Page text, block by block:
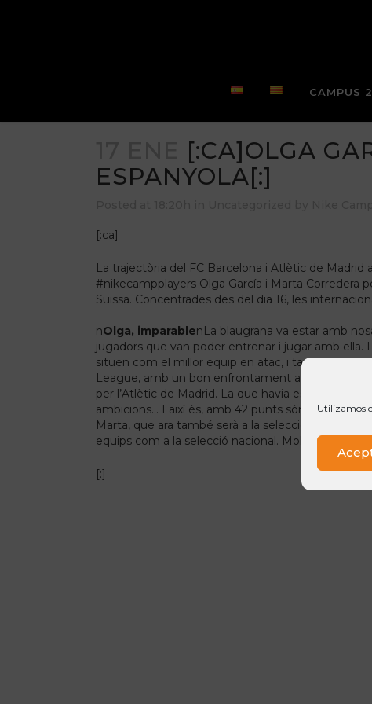
Utilizamos
CAMPUS
[:CA]OLGA
ESPANYOLA[:]
[:ca]
La trajectòria del FC Barcelona i Atlètic de Madrid
#nikecampplayers Olga García i Marta Corredera
Suïssa. Concentrades des del dia 16, les
nOlga, imparablenLa blaugrana va estar amb
jugadors que van poder entrenar i jugar amb
situen com el millor equip en atac, i també en
League, amb un bon enfrontament a quarts
per l’Atlètic de Madrid. La que havia estat
ambicions… I així és, amb 42 punts són líders en
Marta, que ara també serà a la selecció nacional.
equips com a la selecció nacional. Molta sort noies!
[:]